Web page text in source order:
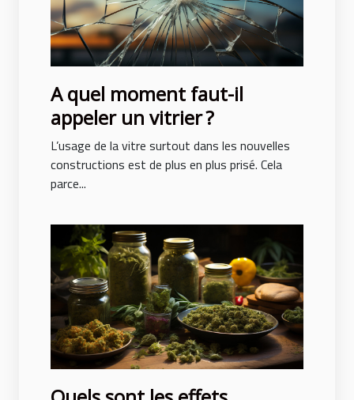
A quel moment faut-il
appeler un vitrier ?
L’usage de la vitre surtout dans les nouvelles
constructions est de plus en plus prisé. Cela
parce...